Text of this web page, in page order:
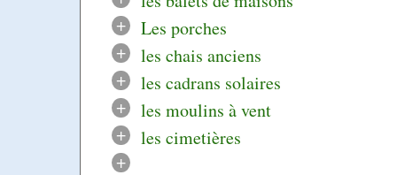
+
Les porches
+
les chais anciens
+
les cadrans solaires
+
les moulins à vent
+
les cimetières
+